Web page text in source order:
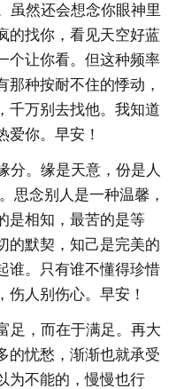
虽然还会想念你眼神里
的找你，看见天空好蓝
个让你看。但这种频率
那种按耐不住的悸动，
千万别去找他。我知道
爱你。早安！
分。缘是天意，份是人
思念别人是一种温馨，
是相知，最苦的是等
的默契，知己是完美的
谁。只有谁不懂得珍惜
伤人别伤心。早安！
足，而在于满足。再大
的忧愁，渐渐也就承受
为不能的，慢慢也行